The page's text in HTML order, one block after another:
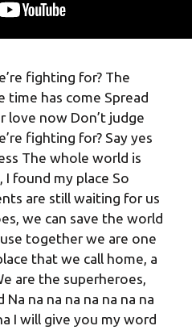
fighting for? The
time has come Spread
now Don’t judge
fighting for? Say yes
The whole world is
found my place So
are still waiting for us
we can save the world
together we are one
that we call home, a
are the superheroes,
na na na na na na na
I will give you my word